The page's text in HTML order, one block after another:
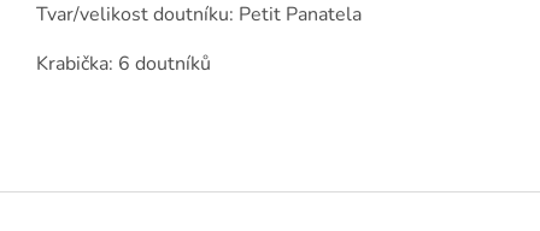
Tvar/velikost doutníku: Petit Panatela
Krabička: 6 doutníků
Z